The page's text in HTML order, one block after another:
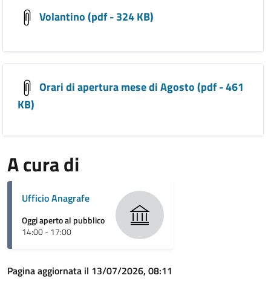
Volantino (pdf - 324 KB)
Orari di apertura mese di Agosto (pdf - 461
KB)
A cura di
Ufficio Anagrafe
Oggi aperto al pubblico
14:00 - 17:00
Pagina aggiornata il 13/07/2026, 08:11